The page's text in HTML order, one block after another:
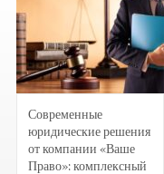
Современные
юридические решения
от компании «Ваше
Право»: комплексный